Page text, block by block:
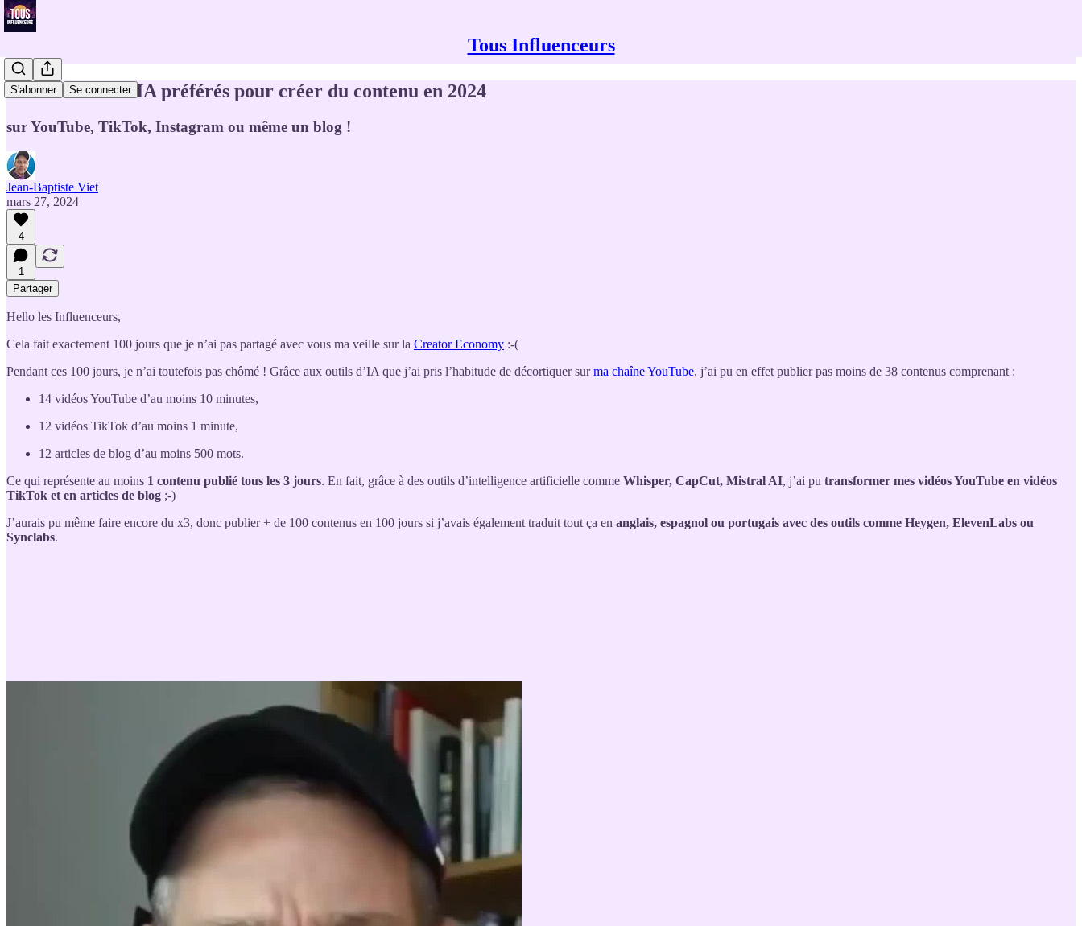
Tous Influenceurs
S'abonner Se connecter
Mes 42 outils d'IA préférés pour créer du contenu en 2024
sur YouTube, TikTok, Instagram ou même un blog !
Jean-Baptiste Viet
mars 27, 2024
4
1
Partager
Hello les Influenceurs,
Cela fait exactement 100 jours que je n’ai pas partagé avec vous ma veille sur la Creator Economy :-(
Pendant ces 100 jours, je n’ai toutefois pas chômé ! Grâce aux outils d’IA que j’ai pris l’habitude de décortiquer surma chaîne YouTube, j’ai pu en effet publier pas moins de 38 contenus comprenant :
14 vidéos YouTube d’au moins 10 minutes,
12 vidéos TikTok d’au moins 1 minute,
12 articles de blog d’au moins 500 mots.
Ce qui représente au moins 1 contenu publié tous les 3 jours. En fait, grâce à des outils d’intelligence artificielle comme Whisper, CapCut, Mistral AI, j’ai pu transformer mes vidéos YouTube en vidéos
TikTok et en articles de blog ;-)
J’aurais pu même faire encore du x3, donc publier + de 100 contenus en 100 jours si j’avais également traduit tout ça en anglais, espagnol ou portugais avec des outils comme Heygen, ElevenLabs ou
Synclabs.